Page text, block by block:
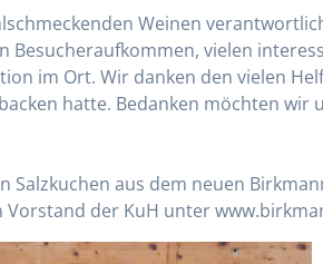
Weinen
vielen
im Ort. Wir danken den vielen
hatte. Bedanken möchten wir
aus dem neuen
der KuH unter